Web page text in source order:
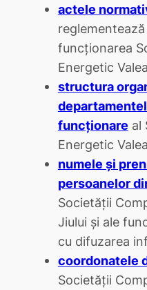
actele
funcţionarea
Energetic
structura
funcţionare al
Energetic
numele şi
persoanelor
Societăţii
Jiului şi ale
cu difuzarea
coordonatele
Societăţii